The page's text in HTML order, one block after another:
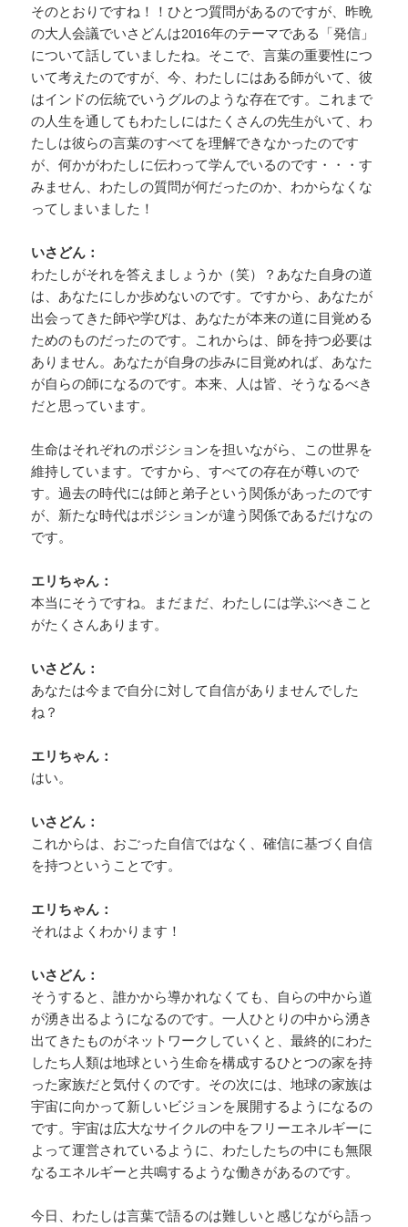
そのとおりですね！！ひとつ質問があるのですが、昨晩
の大人会議でいさどんは2016年のテーマである「発信」
について話していましたね。そこで、言葉の重要性につ
いて考えたのですが、今、わたしにはある師がいて、彼
はインドの伝統でいうグルのような存在です。これまで
の人生を通してもわたしにはたくさんの先生がいて、わ
たしは彼らの言葉のすべてを理解できなかったのです
が、何かがわたしに伝わって学んでいるのです・・・す
みません、わたしの質問が何だったのか、わからなくな
ってしまいました！
いさどん：
わたしがそれを答えましょうか（笑）？あなた自身の道
は、あなたにしか歩めないのです。ですから、あなたが
出会ってきた師や学びは、あなたが本来の道に目覚める
ためのものだったのです。これからは、師を持つ必要は
ありません。あなたが自身の歩みに目覚めれば、あなた
が自らの師になるのです。本来、人は皆、そうなるべき
だと思っています。
生命はそれぞれのポジションを担いながら、この世界を
維持しています。ですから、すべての存在が尊いので
す。過去の時代には師と弟子という関係があったのです
が、新たな時代はポジションが違う関係であるだけなの
です。
エリちゃん：
本当にそうですね。まだまだ、わたしには学ぶべきこと
がたくさんあります。
いさどん：
あなたは今まで自分に対して自信がありませんでした
ね？
エリちゃん：
はい。
いさどん：
これからは、おごった自信ではなく、確信に基づく自信
を持つということです。
エリちゃん：
それはよくわかります！
いさどん：
そうすると、誰かから導かれなくても、自らの中から道
が湧き出るようになるのです。一人ひとりの中から湧き
出てきたものがネットワークしていくと、最終的にわた
したち人類は地球という生命を構成するひとつの家を持
った家族だと気付くのです。その次には、地球の家族は
宇宙に向かって新しいビジョンを展開するようになるの
です。宇宙は広大なサイクルの中をフリーエネルギーに
よって運営されているように、わたしたちの中にも無限
なるエネルギーと共鳴するような働きがあるのです。
今日、わたしは言葉で語るのは難しいと感じながら語っ